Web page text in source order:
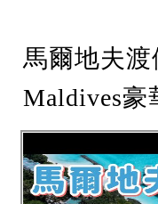
馬爾地夫
Maldives豪